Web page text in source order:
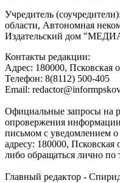
Учредитель
области, Автономная
Издательский дом
Контакты редакции:
Адреc: 180000, Псковская
Телефон: 8(8112) 500-405
Email:
Официальные запросы на
опровержения информации
письмом с уведомлением
адресу: 180000, Псковская
либо обращаться лично по
Главный редактор -